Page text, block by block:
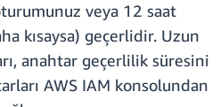
veya 12 saat
kısaysa) geçerlidir. Uzun
anahtar geçerlilik süresini
AWS IAM konsolundan